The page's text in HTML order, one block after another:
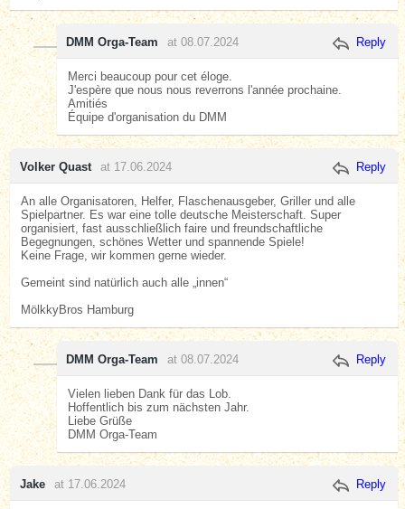
DMM Orga-Team at 08.07.2024 Reply
Merci beaucoup pour cet éloge.
J'espère que nous nous reverrons l'année prochaine.
Amitiés
Équipe d'organisation du DMM
Volker Quast at 17.06.2024 Reply
An alle Organisatoren, Helfer, Flaschenausgeber, Griller und alle
Spielpartner. Es war eine tolle deutsche Meisterschaft. Super
organisiert, fast ausschließlich faire und freundschaftliche
Begegnungen, schönes Wetter und spannende Spiele!
Keine Frage, wir kommen gerne wieder.
Gemeint sind natürlich auch alle „innen“
MölkkyBros Hamburg
DMM Orga-Team at 08.07.2024 Reply
Vielen lieben Dank für das Lob.
Hoffentlich bis zum nächsten Jahr.
Liebe Grüße
DMM Orga-Team
Jake at 17.06.2024 Reply